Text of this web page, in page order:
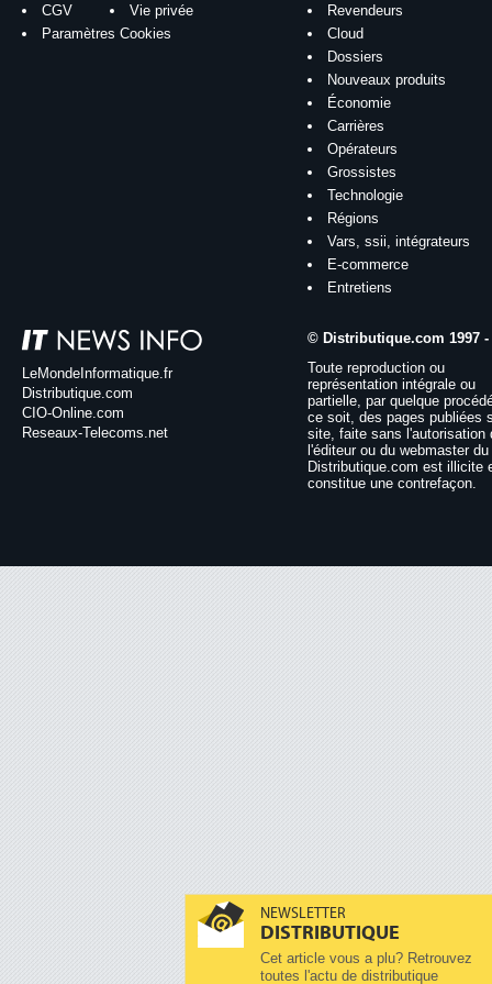
NEWSLETTER
DISTRIBUTIQUE
Cet article vous a plu? Retrouvez
toutes l'actu de distributique
CGV
Vie privée
Paramètres Cookies
Revendeurs
Cloud
Dossiers
Nouveaux produits
Économie
Carrières
Opérateurs
Grossistes
Technologie
Régions
Vars, ssii, intégrateurs
E-commerce
Entretiens
LeMondeInformatique.fr
Distributique.com
CIO-Online.com
Reseaux-Telecoms.net
© Distributique.com 1997 -
Toute reproduction ou
représentation intégrale ou
partielle, par quelque
ce soit, des pages publiées
site, faite sans l'autorisation
l'éditeur ou du webmaster
Distributique.com est illicite
constitue une contrefaçon.